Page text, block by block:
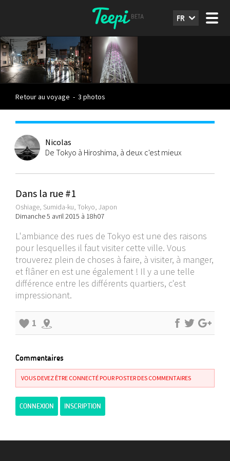
FR
Retour au voyage - 3 photos
Nicolas
De Tokyo à Hiroshima, à deux c'est mieux
Dans la rue #1
Oshiage, Sumida-ku, Tokyo, Japon
Dimanche 5 avril 2015 à 18h07
L'ambiance des rues de Tokyo est une des raisons
pour lesquelles il faut visiter cette ville. Vous
trouverez plein de choses à faire, à visiter, à manger,
et flâner en est une également ! Il y a une telle
différence entre les différents quartiers, c'est
impressionant.
1
Commentaires
VOUS DEVEZ ÊTRE CONNECTÉ POUR POSTER DES COMMENTAIRES
CONNEXION INSCRIPTION